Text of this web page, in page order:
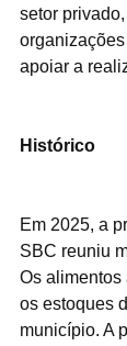
setor
apoiar a
Histórico
Em 2025, a
SBC reuniu
Os alimentos
os estoques
município. A